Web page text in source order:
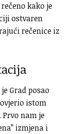
kako je
ostvaren
rečenice iz
Grad posao
istom
nam je
izmjena i